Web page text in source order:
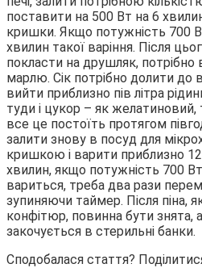
поставити на 500 Вт на 6
кришки. Якщо потужність 700
хвилин такої варіння. Після
покласти на друшляк, потрібно
марлю. Сік потрібно долити до
вийти приблизно пів літра
туди і цукор – як желатиновий,
все це постоїть протягом
залити знову в посуд для
кришкою і варити приблизно
хвилин, якщо потужність 700
вариться, треба два рази
зупиняючи таймер. Після піна,
конфітюр, повинна бути знята,
закочується в стерильні банки.
Сподобалася стаття?